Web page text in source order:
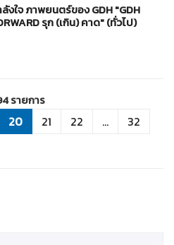
งใจ ภาพยนตร์ของ GDH "GDH
รุก (เกิน) คาด" (ทั่วไป)
รายการ
20 21 22 ...
32